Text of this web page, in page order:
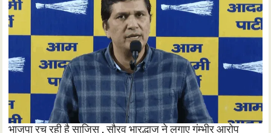
n
भाजपा रच रही है साजिस , सौरव भारद्धाज ने लगाए गंम्भीर आरोप